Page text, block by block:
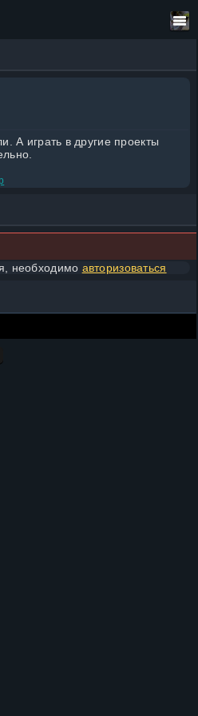
А играть в другие проекты
необходимо авторизоваться